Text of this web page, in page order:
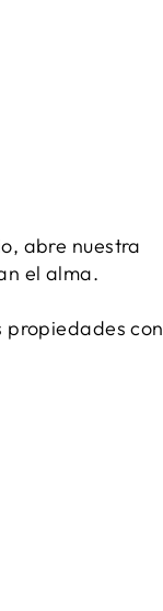
abre nuestra
el alma.
propiedades con